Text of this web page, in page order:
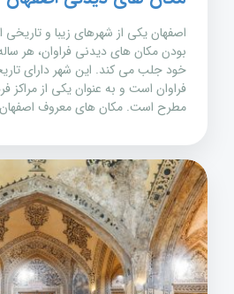
اصفهان یکی از شهرهای زیبا و تاریخی
بودن مکان های دیدنی فراوان، هر
خود جلب می کند. این شهر دارای
فراوان است و به عنوان یکی از مراکز
مطرح است. مکان های معروف